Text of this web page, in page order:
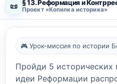
📜 § 13. Реформация и
Проект «Копилка историка»
🎮 Урок-миссия по истории
Пройди 5 исторических
идеи Реформации